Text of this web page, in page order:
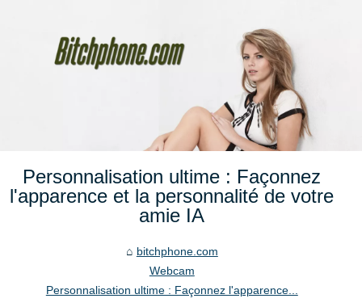
Personnalisation ultime : Façonnez
l'apparence et la personnalité de votre
amie IA
bitchphone.com
Webcam
Personnalisation ultime : Façonnez l'apparence...